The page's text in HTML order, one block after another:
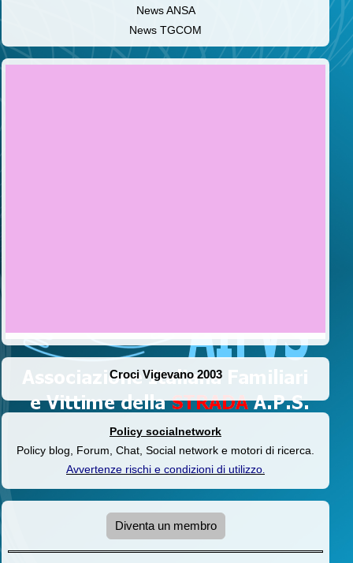
News ANSA
News TGCOM
Croci Vigevano 2003
Policy socialnetwork
Policy blog, Forum, Chat, Social network e motori di ricerca.
Avvertenze rischi e condizioni di utilizzo.
Diventa un membro